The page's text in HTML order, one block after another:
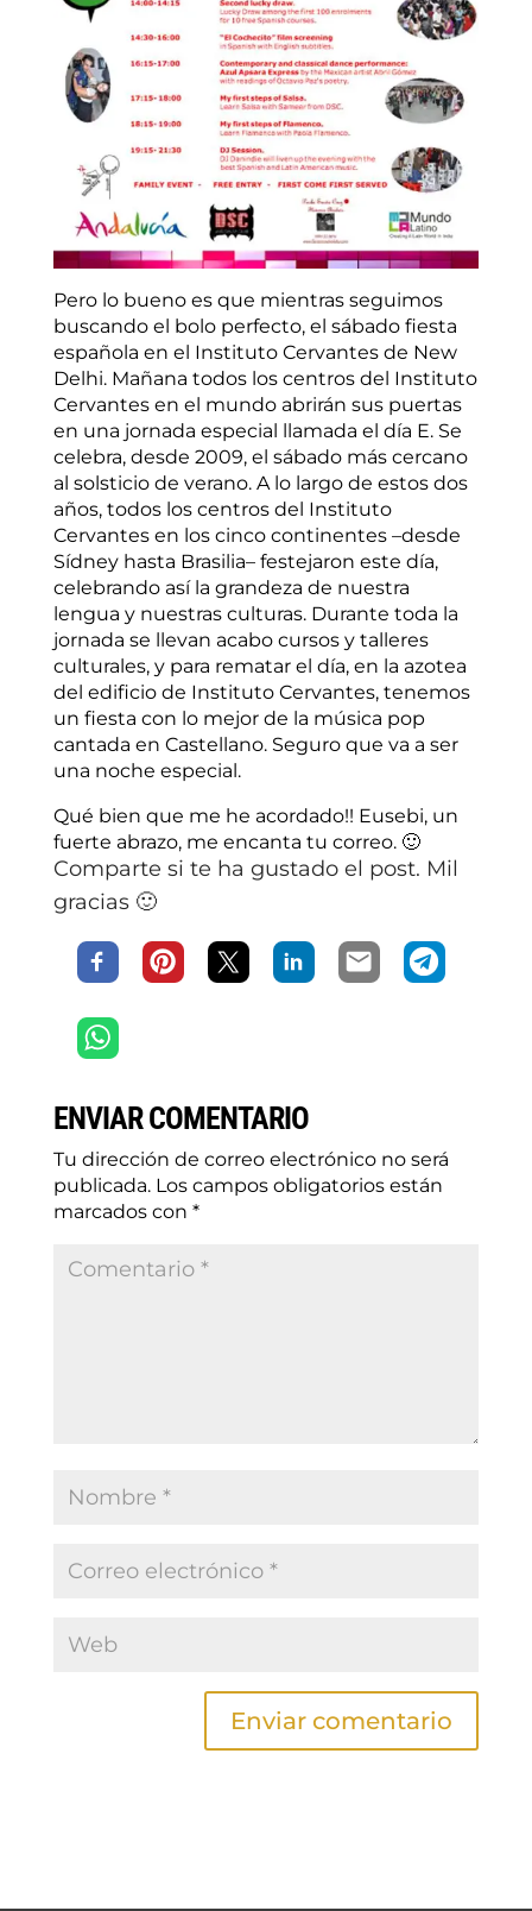
Pero lo bueno es que mientras seguimos
buscando el bolo perfecto, el sábado fiesta
española en el Instituto Cervantes de New
Delhi. Mañana todos los centros del Instituto
Cervantes en el mundo abrirán sus puertas
en una jornada especial llamada el día E. Se
celebra, desde 2009, el sábado más cercano
al solsticio de verano. A lo largo de estos dos
años, todos los centros del Instituto
Cervantes en los cinco continentes –desde
Sídney hasta Brasilia– festejaron este día,
celebrando así la grandeza de nuestra
lengua y nuestras culturas. Durante toda la
jornada se llevan acabo cursos y talleres
culturales, y para rematar el día, en la azotea
del edificio de Instituto Cervantes, tenemos
un fiesta con lo mejor de la música pop
cantada en Castellano. Seguro que va a ser
una noche especial.
Qué bien que me he acordado!! Eusebi, un
fuerte abrazo, me encanta tu correo. 🙂
Comparte si te ha gustado el post. Mil
gracias 🙂
ENVIAR COMENTARIO
Tu dirección de correo electrónico no será
publicada. Los campos obligatorios están
marcados con *